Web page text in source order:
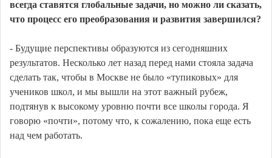
всегда ставятся глобальные задачи, но можно ли сказать,
что процесс его преобразования и развития завершился?
- Будущие перспективы образуются из сегодняшних
результатов. Несколько лет назад перед нами стояла задача
сделать так, чтобы в Москве не было «тупиковых» для
учеников школ, и мы вышли на этот важный рубеж,
подтянув к высокому уровню почти все школы города. Я
говорю «почти», потому что, к сожалению, пока еще есть
над чем работать.